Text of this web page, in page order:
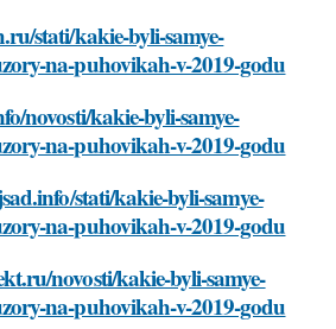
stati/kakie-byli-samye-
na-puhovikah-v-2019-godu
novosti/kakie-byli-samye-
na-puhovikah-v-2019-godu
stati/kakie-byli-samye-
na-puhovikah-v-2019-godu
novosti/kakie-byli-samye-
na-puhovikah-v-2019-godu